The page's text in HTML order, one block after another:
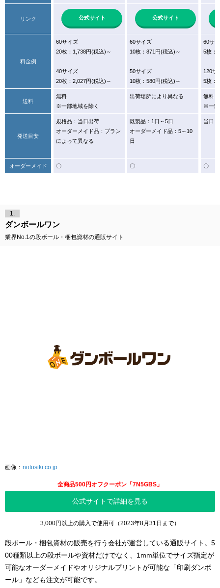
リンク 公式サイト 公式サイト
料金例
60サイズ
20枚：1,738円(税込)～
40サイズ
20枚：2,027円(税込)～
60サイズ
10枚：871円(税込)～
50サイズ
10枚：580円(税込)～
60サ
5枚：
120サ
5枚：
送料
無料
※一部地域を除く
出荷場所により異なる
無料
※一部
発送目安
規格品：当日出荷
オーダーメイド品：プラン
によって異なる
既製品：1日～5日
オーダーメイド品：5～10
日
当日
オーダーメイド 〇 〇 〇
画像： notosiki.co.jp
1.
ダンボールワン
業界No.1の段ボール・梱包資材の通販サイト
全商品500円オフクーポン「7N5GBS」
公式サイトで詳細を見る
3,000円以上の購入で使用可（2023年8月31日まで）
段ボール・梱包資材の販売を行う会社が運営している通販サイト。5
00種類以上の段ボールや資材だけでなく、1mm単位でサイズ指定が
可能なオーダーメイドやオリジナルプリントが可能な「印刷ダンボ
ール」なども注文が可能です。